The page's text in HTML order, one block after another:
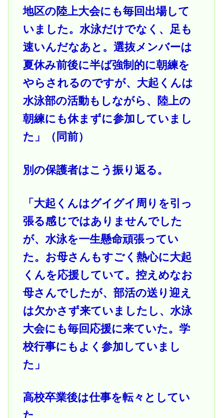
地区の陸上大会にも毎回出場して
いました。水泳だけでなく、足も
速いんだなあと。選抜メンバーは
夏休み前後に半ば強制的に朝練を
やらされるのですが、大起くんは
水泳部の活動もしながら、陸上の
朝練にも休まずに参加していまし
た」（同前）
別の保護者はこう振り返る。
「大起くんはグイグイ周りを引っ
張る感じではありませんでした
が、水泳を一生懸命頑張ってい
た。お母さんもすごく熱心に大起
くんを応援していて。控えめなお
母さんでしたが、部活の送り迎え
は欠かさず来ていましたし、水泳
大会にも毎回応援に来ていた。学
校行事にもよく参加していまし
た」
高校卒業後は仕事を転々としてい
た